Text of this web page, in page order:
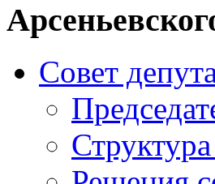
Совет